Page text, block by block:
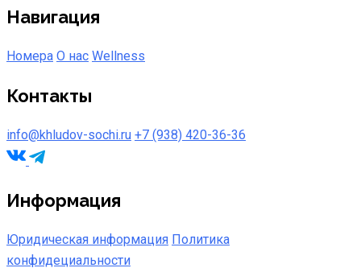
Навигация
Номера О нас Wellness
Контакты
info@khludov-sochi.ru +7 (938) 420-36-36
Информация
Юридическая информация Политика
конфидециальности